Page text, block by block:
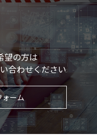
望の方は
合わせください
ーム